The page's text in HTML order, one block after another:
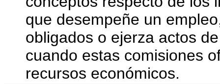
que desempeñe un
obligados o ejerza actos
cuando estas comisiones
recursos económicos.